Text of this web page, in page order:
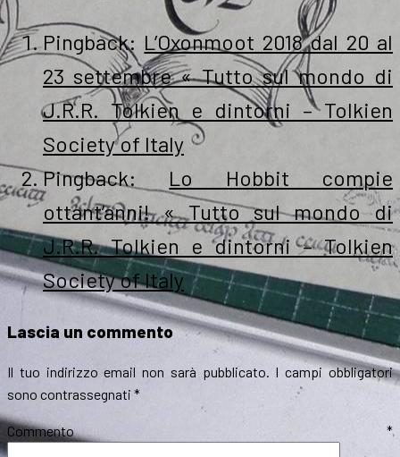
Pingback: L’Oxonmoot 2018 dal 20 al
23 settembre « Tutto sul mondo di
J.R.R. Tolkien e dintorni – Tolkien
Society of Italy
Pingback: Lo Hobbit compie
ottant’anni! « Tutto sul mondo di
J.R.R. Tolkien e dintorni – Tolkien
Society of Italy
Lascia un commento
Il tuo indirizzo email non sarà pubblicato. I campi obbligatori
sono contrassegnati *
Commento *